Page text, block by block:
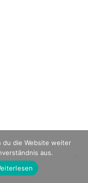
du die Website weiter
aus.